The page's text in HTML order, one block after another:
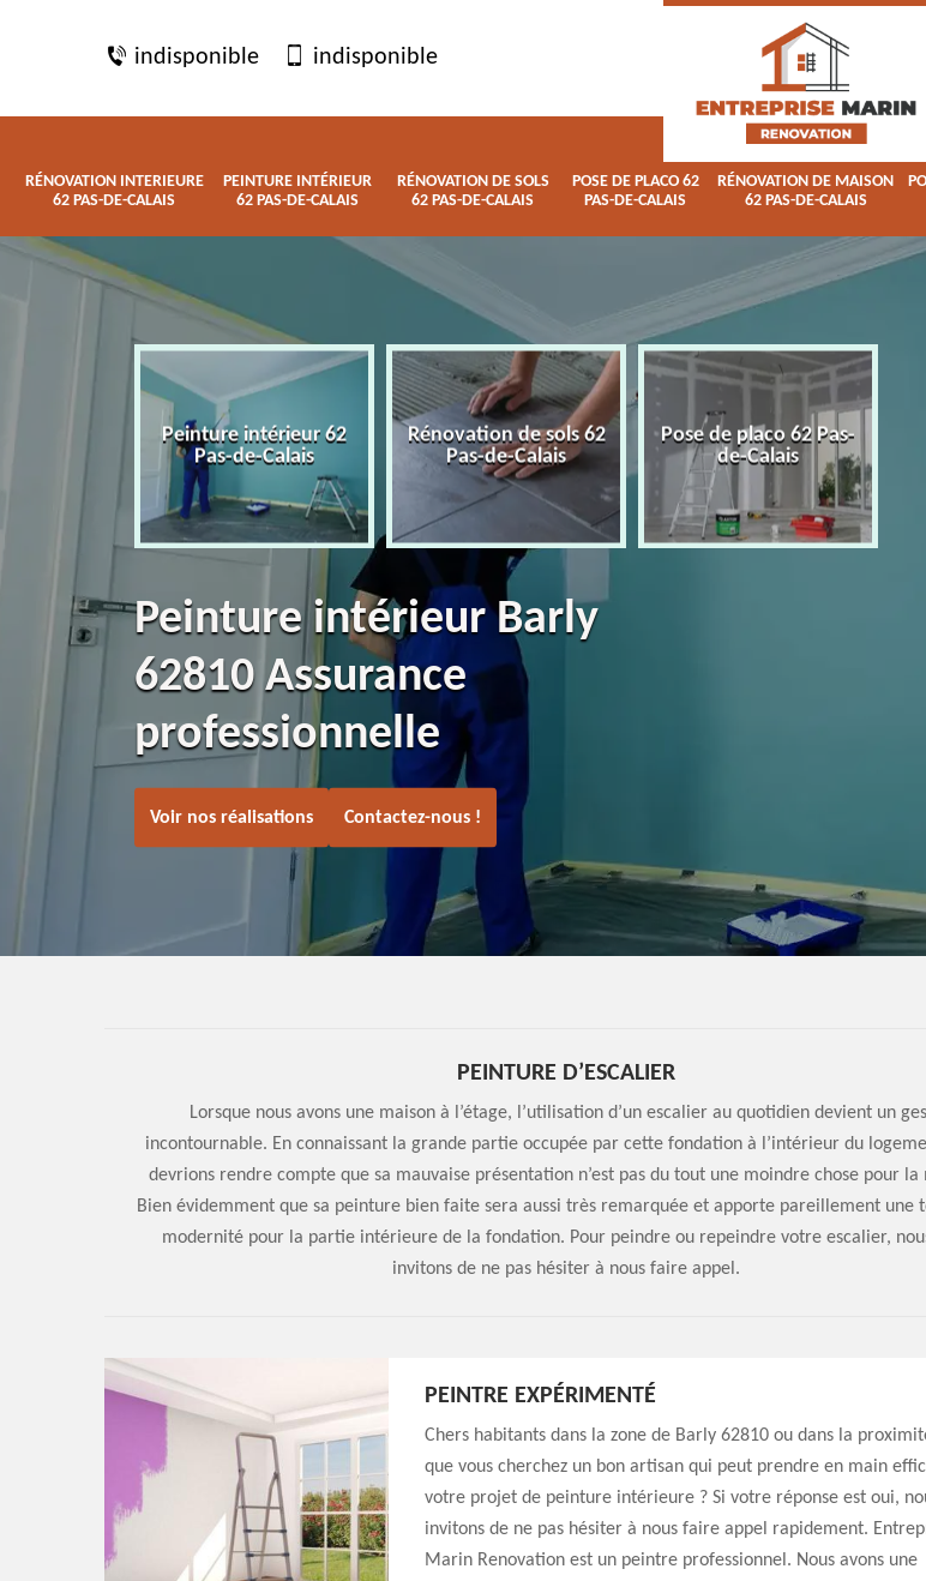
indisponible indisponible
RÉNOVATION INTERIEURE
62 PAS-DE-CALAIS
PEINTURE INTÉRIEUR
62 PAS-DE-CALAIS
RÉNOVATION DE SOLS
62 PAS-DE-CALAIS
POSE DE PLACO 62
PAS-DE-CALAIS
RÉNOVATION DE MAISON
62 PAS-DE-CALAIS
Peinture intérieur 62
Pas-de-Calais
Rénovation de sols 62
Pas-de-Calais
Pose de placo 62 Pas-
de-Calais
Peinture intérieur Barly
62810 Assurance
professionnelle
Voir nos réalisations Contactez-nous !
PEINTURE D’ESCALIER
Lorsque nous avons une maison à l’étage, l’utilisation d’un escalier au quotidien devient un
incontournable. En connaissant la grande partie occupée par cette fondation à l’intérieur du
devrions rendre compte que sa mauvaise présentation n’est pas du tout une moindre chose pour la
Bien évidemment que sa peinture bien faite sera aussi très remarquée et apporte pareillement une
modernité pour la partie intérieure de la fondation. Pour peindre ou repeindre votre escalier,
invitons de ne pas hésiter à nous faire appel.
PEINTRE EXPÉRIMENTÉ
Chers habitants dans la zone de Barly 62810 ou dans la
que vous cherchez un bon artisan qui peut prendre en main
votre projet de peinture intérieure ? Si votre réponse est oui,
invitons de ne pas hésiter à nous faire appel rapidement.
Marin Renovation est un peintre professionnel. Nous avons une